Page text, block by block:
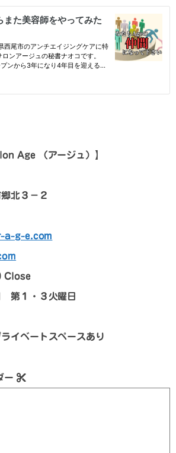
Age （アージュ） 】
北３－２
g-e.com
Close
第１・３火曜日
イベートスペースあり
ー